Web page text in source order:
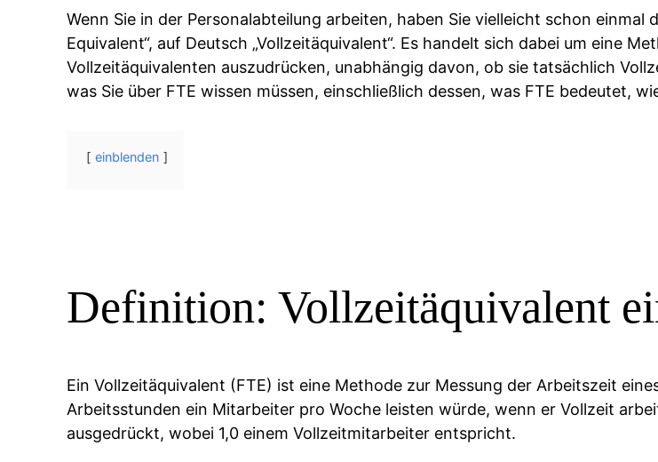
Wenn Sie in der Personalabteilung arbeiten, haben Sie vielleicht schon
Equivalent“, auf Deutsch „Vollzeitäquivalent“. Es handelt sich dabei um eine
Vollzeitäquivalenten auszudrücken, unabhängig davon, ob sie tatsächlich
was Sie über FTE wissen müssen, einschließlich dessen, was FTE bedeutet,
einblenden
Definition: Vollzeitäquivalent
Ein Vollzeitäquivalent (FTE) ist eine Methode zur Messung der Arbeitszeit
Arbeitsstunden ein Mitarbeiter pro Woche leisten würde, wenn er Vollzeit
ausgedrückt, wobei 1,0 einem Vollzeitmitarbeiter entspricht.